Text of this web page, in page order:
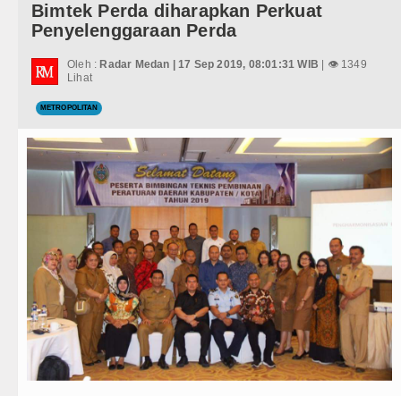
Politik
Olahraga
Internasional
TIPS dan TRIK
+ Lainnya
Video
Kesehatan
11 Tarutung
Pascabencana di
WIB
Pukul 18.00 WIB
Pukul 00.00 WIB
Bimtek Perda diharapkan Perkuat
Penyelenggaraan Perda
Oleh : Radar Medan | 17 Sep 2019, 08:01:31 WIB | 👁 1349
Lihat
METROPOLITAN